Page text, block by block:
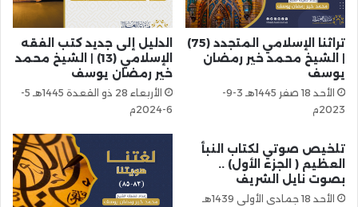
تراثنا الإسلامي المتجدد (75)
| الشيخ محمد خير رمضان
يوسف
الأحد 18 صفر 1445هـ 3-9-
2023م
الدليل إلى جديد كتب الفقه
الإسلامي (13) | الشيخ محمد
خير رمضان يوسف
الأربعاء 28 ذو القعدة 1445هـ 5-
6-2024م
تلخيص صوتي لكتاب النبأ
العظيم ( الجزء الأول) ..
بصوت نايل الشريف
الأحد 18 جمادى الأولى 1439هـ